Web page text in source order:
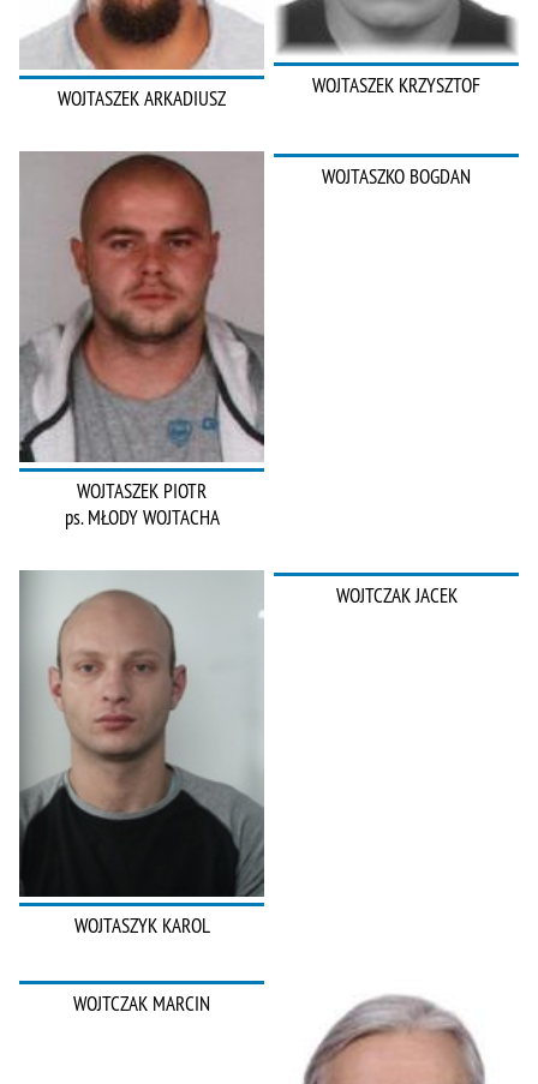
WOJTASZEK ARKADIUSZ WOJTASZEK KRZYSZTOF
WOJTASZEK PIOTR
ps. MŁODY WOJTACHA
WOJTASZKO BOGDAN
WOJTASZYK KAROL
WOJTCZAK JACEK
WOJTCZAK MARCIN